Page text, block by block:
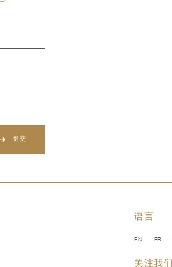
提交
语言
EN FR
关注我们